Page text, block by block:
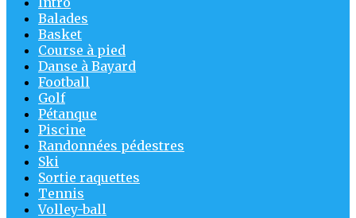
Balades
Basket
Course à pied
Danse à Bayard
Football
Golf
Pétanque
Piscine
Randonnées pédestres
Ski
Sortie raquettes
Tennis
Volley-ball